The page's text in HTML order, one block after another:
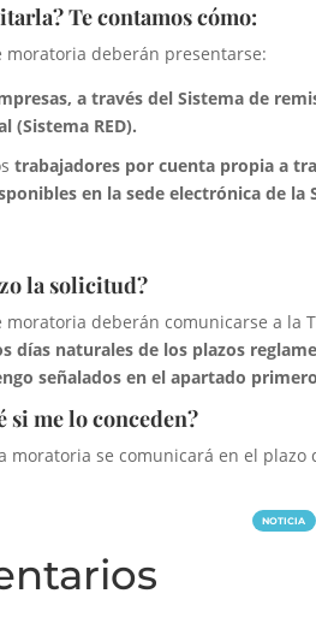
Te contamos cómo:
moratoria deberán presentarse:
a través del Sistema de
(Sistema RED).
trabajadores por cuenta propia a
en la sede electrónica de la
la solicitud?
moratoria deberán comunicarse a la
días naturales de los plazos
señalados en el apartado primero
si me lo conceden?
moratoria se comunicará en el plazo
NOTICIA